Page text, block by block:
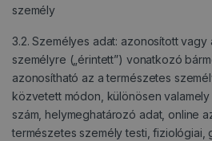
személy
3.2. Személyes adat: azonosított
személyre („érintett”) vonatkozó
azonosítható az a természetes
közvetett módon, különösen
szám, helymeghatározó adat, online
természetes személy testi, fiziológiai,